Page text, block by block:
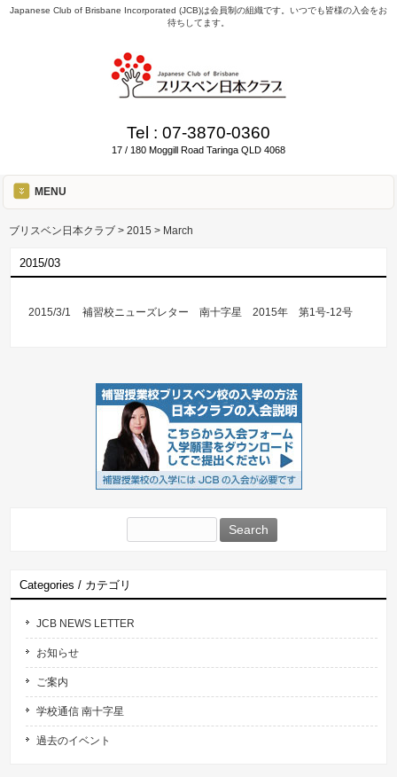
Japanese Club of Brisbane Incorporated (JCB)は会員制の組織です。いつでも皆様の入会をお
待ちしてます。
Tel : 07-3870-0360
17 / 180 Moggill Road Taringa QLD 4068
MENU
ブリスベン日本クラブ > 2015 > March
2015/03
2015/3/1 補習校ニューズレター 南十字星 2015年 第1号-12号
for:
Categories / カテゴリ
JCB NEWS LETTER
お知らせ
ご案内
学校通信 南十字星
過去のイベント